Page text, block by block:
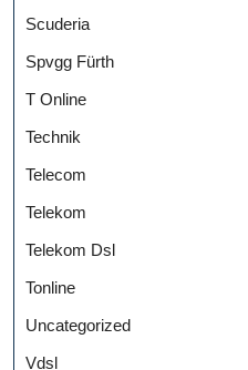
Scuderia
Spvgg Fürth
T Online
Technik
Telecom
Telekom
Telekom Dsl
Tonline
Uncategorized
Vdsl